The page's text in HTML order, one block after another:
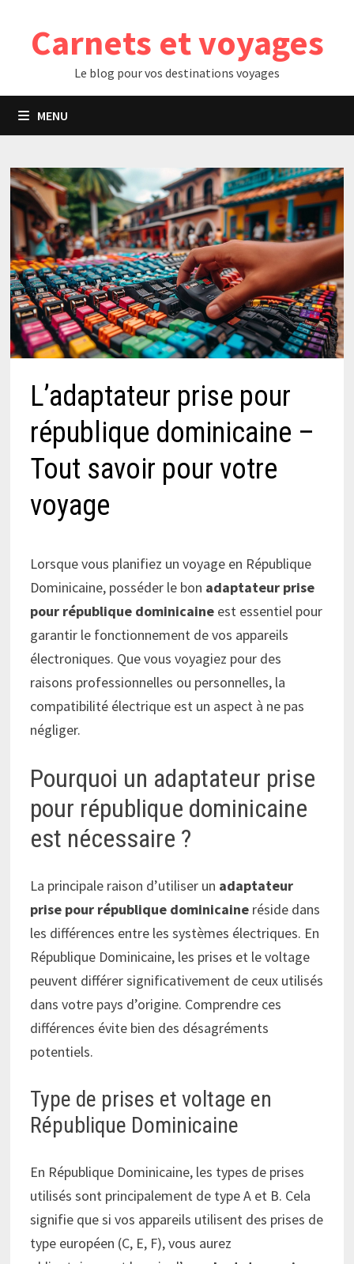
contenuCarnets et voyages
Le blog pour vos destinations voyages
MENU
L’adaptateur prise pour
république dominicaine –
Tout savoir pour votre
voyage
Lorsque vous planifiez un voyage en République
Dominicaine, posséder le bon adaptateur prise
pour république dominicaine est essentiel pour
garantir le fonctionnement de vos appareils
électroniques. Que vous voyagiez pour des
raisons professionnelles ou personnelles, la
compatibilité électrique est un aspect à ne pas
négliger.
Pourquoi un adaptateur prise
pour république dominicaine
est nécessaire ?
La principale raison d’utiliser un adaptateur
prise pour république dominicaine réside dans
les différences entre les systèmes électriques. En
République Dominicaine, les prises et le voltage
peuvent différer significativement de ceux utilisés
dans votre pays d’origine. Comprendre ces
différences évite bien des désagréments
potentiels.
Type de prises et voltage en
République Dominicaine
En République Dominicaine, les types de prises
utilisés sont principalement de type A et B. Cela
signifie que si vos appareils utilisent des prises de
type européen (C, E, F), vous aurez